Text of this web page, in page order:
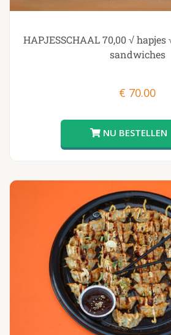
HAPJESSCHAAL 70,00 √
sandwiches
€ 70.00